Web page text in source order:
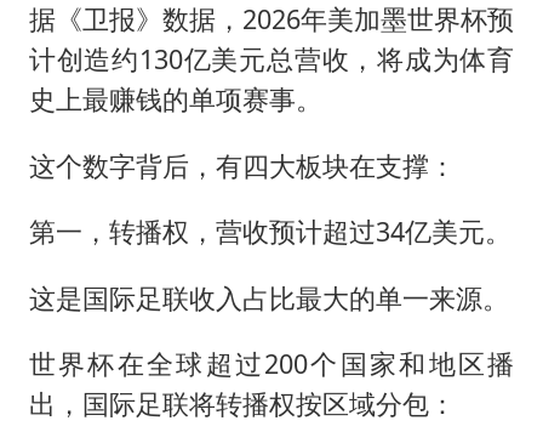
据《卫报》数据，2026年美加墨世界杯预
计创造约130亿美元总营收，将成为体育
史上最赚钱的单项赛事。
这个数字背后，有四大板块在支撑：
第一，转播权，营收预计超过34亿美元。
这是国际足联收入占比最大的单一来源。
世界杯在全球超过200个国家和地区播
出，国际足联将转播权按区域分包：